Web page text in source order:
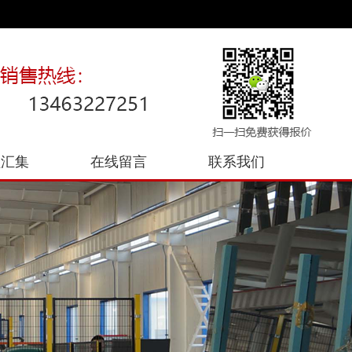
集 在线留言 联系我们